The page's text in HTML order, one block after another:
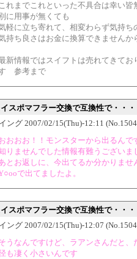
れまでこれといった不具合は幸い皆
に用事が無くても
軽に立ち寄れて、相変わらず気持ち
持ち良さはお金に換算できませんか
新情報ではスイフトは売れてきて
参考まで
スポマフラー交換で互換性で・・・
ング 2007/02/15(Thu)-12:11
おおお！！モンスターから出るんで
りませんでした情報有難うございま
とお返しに、今出てるか分かりませ
で出てましたよ。
スポマフラー交換で互換性で・・・
ング 2007/02/15(Thu)-12:07
うなんですけど、ラアンさんだと
も凄く小さいんです